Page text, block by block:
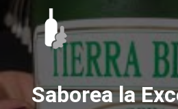
al
contenido
Saborea la